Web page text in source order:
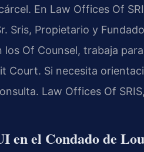
En Law Offices Of
Sris, Propietario y
Of Counsel, trabaja
Court. Si necesita
Law Offices Of
en el Condado de